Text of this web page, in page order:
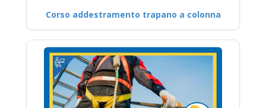
Corso addestramento trapano a colonna